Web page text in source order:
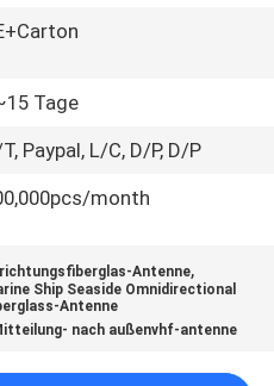
Tage
Paypal, L/C, D/P, D/P
month
Antenne,
Ship Seaside Omnidirectional
Antenne
nach außenvhf-antenne